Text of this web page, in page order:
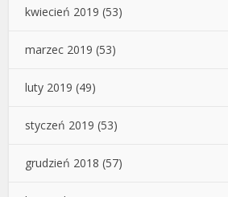
kwiecień 2019 (53)
marzec 2019 (53)
luty 2019 (49)
styczeń 2019 (53)
grudzień 2018 (57)